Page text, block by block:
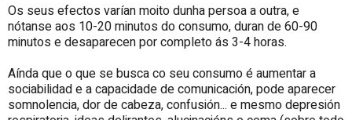
Os seus efectos varían moito dunha persoa a outra, e
nótanse aos 10-20 minutos do consumo, duran de 60-90
minutos e desaparecen por completo ás 3-4 horas.
Aínda que o que se busca co seu consumo é aumentar a
sociabilidad e a capacidade de comunicación, pode aparecer
somnolencia, dor de cabeza, confusión... e mesmo depresión